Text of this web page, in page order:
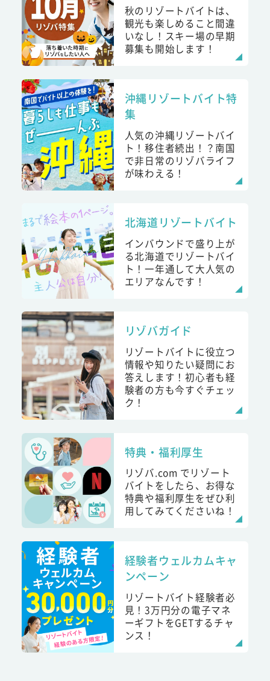
秋のリゾートバイトは、
観光も楽しめること間違
いなし！スキー場の早期
募集も開始します！
沖縄リゾートバイト特
集
人気の沖縄リゾートバイ
ト！移住者続出！？南国
で非日常のリゾバライフ
が味わえる！
北海道リゾートバイト
インバウンドで盛り上が
る北海道でリゾートバイ
ト！一年通して大人気の
エリアなんです！
リゾバガイド
リゾートバイトに役立つ
情報や知りたい疑問にお
答えします！初心者も経
験者の方も今すぐチェッ
ク！
特典・福利厚生
リゾバ.com でリゾート
バイトをしたら、お得な
特典や福利厚生をぜひ利
用してみてくださいね！
経験者ウェルカムキャ
ンペーン
リゾートバイト経験者必
見！3万円分の電子マネ
ーギフトをGETするチャ
ンス！